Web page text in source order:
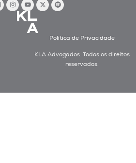
Política de Privacidade
KLA Advogados. Todos os direitos
reservados.